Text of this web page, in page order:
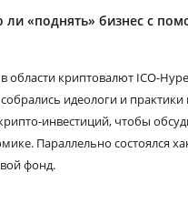
«поднять» бизнес с
криптовалют ICO-
идеологи и
инвестиций, чтобы
Параллельно состоялся
фонд.